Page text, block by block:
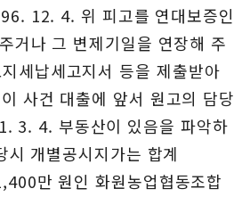
12. 4. 위 피고를 연대보증인
거나 그 변제기일을 연장해 주
세납세고지서 등을 제출받아
사건 대출에 앞서 원고의 담당
3. 4. 부동산이 있음을 파악하
개별공시지가는 합계
만 원인 화원농업협동조합